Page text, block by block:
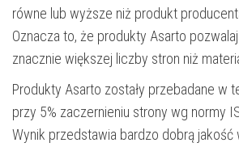
równe lub wyższe niż produkt
Oznacza to, że produkty Asarto
znacznie większej liczby stron niż
Produkty Asarto zostały przebadane w
przy 5% zaczernieniu strony wg normy
Wynik przedstawia bardzo dobrą jakość